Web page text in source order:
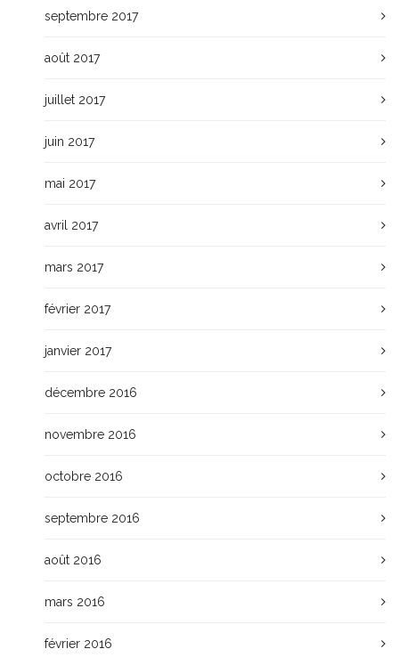
septembre 2017
août 2017
juillet 2017
juin 2017
mai 2017
avril 2017
mars 2017
février 2017
janvier 2017
décembre 2016
novembre 2016
octobre 2016
septembre 2016
août 2016
mars 2016
février 2016